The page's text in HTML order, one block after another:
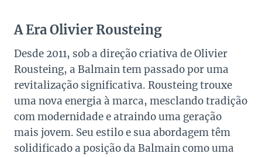
A Era Olivier Rousteing
Desde 2011, sob a direção criativa de Olivier
Rousteing, a Balmain tem passado por uma
revitalização significativa. Rousteing trouxe
uma nova energia à marca, mesclando tradição
com modernidade e atraindo uma geração
mais jovem. Seu estilo e sua abordagem têm
solidificado a posição da Balmain como uma